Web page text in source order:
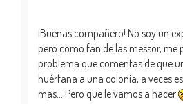
¡Buenas compañero! No soy un
pero como fan de las messor, me
problema que comentas de que
huérfana a una colonia, a veces
mas... Pero que le vamos a hacer